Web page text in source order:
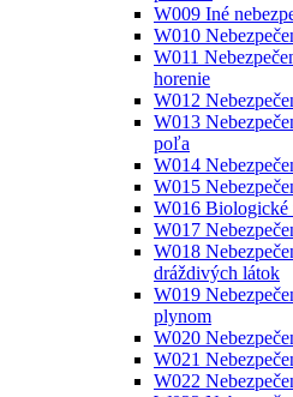
W009 Iné
W010
W011
horenie
W012
W013
poľa
W014
W015
W016 Biologické
W017
W018
dráždivých látok
W019
plynom
W020
W021
W022